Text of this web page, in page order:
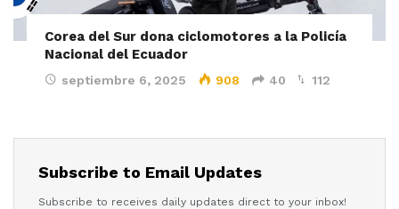
Corea del Sur dona ciclomotores a la Policía
Nacional del Ecuador
septiembre 6, 2025 908 40 112
Subscribe to Email Updates
Subscribe to receives daily updates direct to your inbox!